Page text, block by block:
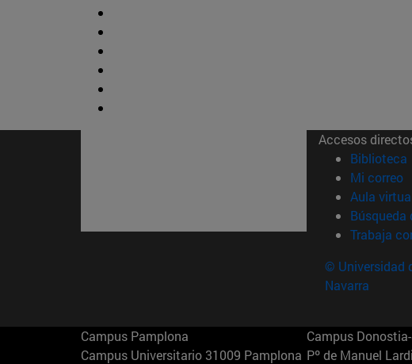
Accesos
Biblioteca
Mi correo
Aula
Búsqueda
Trabaja
© Universidad
Navarra
Campus Pamplona
Campus Universitario 31009 Pamplona
Campus
Pº de Manuel